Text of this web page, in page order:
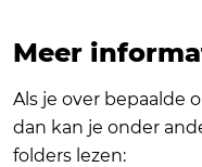
Meer
Als je over bepaalde
dan kan je onder
folders lezen: